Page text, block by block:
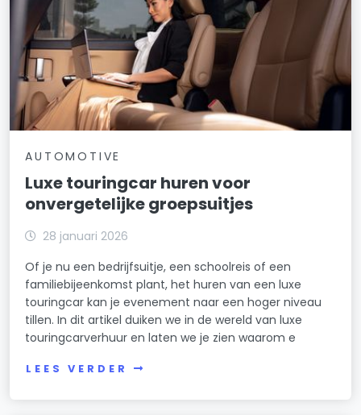
AUTOMOTIVE
Luxe touringcar huren voor
onvergetelijke groepsuitjes
28 januari 2026
Of je nu een bedrijfsuitje, een schoolreis of een
familiebijeenkomst plant, het huren van een luxe
touringcar kan je evenement naar een hoger niveau
tillen. In dit artikel duiken we in de wereld van luxe
touringcarverhuur en laten we je zien waarom e
LEES VERDER